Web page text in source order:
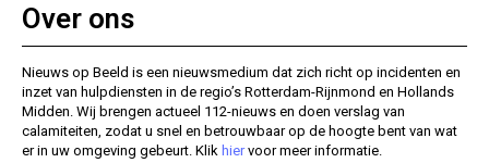
Over ons
Nieuws op Beeld is een nieuwsmedium dat zich richt op incidenten en
inzet van hulpdiensten in de regio’s Rotterdam-Rijnmond en Hollands
Midden. Wij brengen actueel 112-nieuws en doen verslag van
calamiteiten, zodat u snel en betrouwbaar op de hoogte bent van wat
er in uw omgeving gebeurt. Klik hiervoor meer informatie.